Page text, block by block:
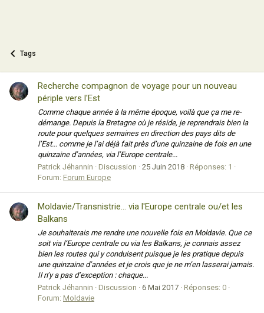
Tags
Recherche compagnon de voyage pour un nouveau
périple vers l'Est
Comme chaque année à la même époque, voilà que ça me re-
démange. Depuis la Bretagne où je réside, je reprendrais bien la
route pour quelques semaines en direction des pays dits de
l’Est... comme je l’ai déjà fait près d’une quinzaine de fois en une
quinzaine d’années, via l’Europe centrale...
Patrick Jéhannin
Discussion 25 Juin 2018 Réponses: 1
Forum: Forum Europe
Moldavie/Transnistrie... via l'Europe centrale ou/et les
Balkans
Je souhaiterais me rendre une nouvelle fois en Moldavie. Que ce
soit via l’Europe centrale ou via les Balkans, je connais assez
bien les routes qui y conduisent puisque je les pratique depuis
une quinzaine d’années et je crois que je ne m’en lasserai jamais.
Il n’y a pas d’exception : chaque...
Patrick Jéhannin
Discussion 6 Mai 2017 Réponses: 0
Forum: Moldavie